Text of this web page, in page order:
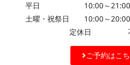
平日 10:00～21:00（最
土曜・祝祭日 10:00～20:00
定休日 不
ご予約はこ